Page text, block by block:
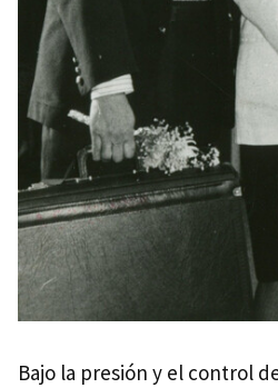
Bajo la presión y el control